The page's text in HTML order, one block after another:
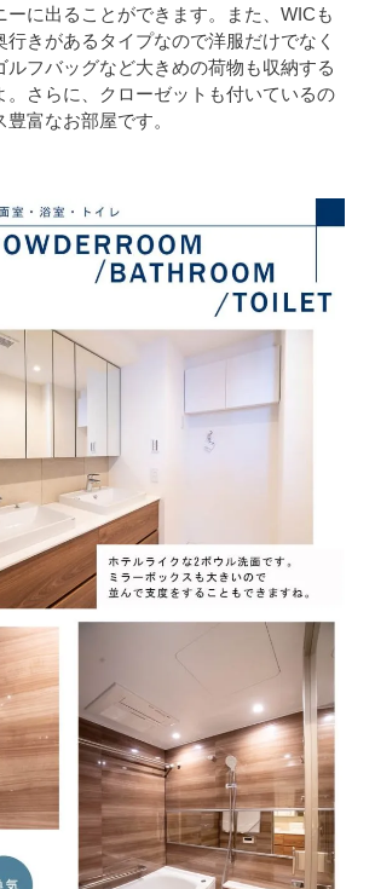
ーに出ることができます。また、WICも
行きがあるタイプなので洋服だけでなく
ルフバッグなど大きめの荷物も収納する
。さらに、クローゼットも付いているの
富なお部屋です。